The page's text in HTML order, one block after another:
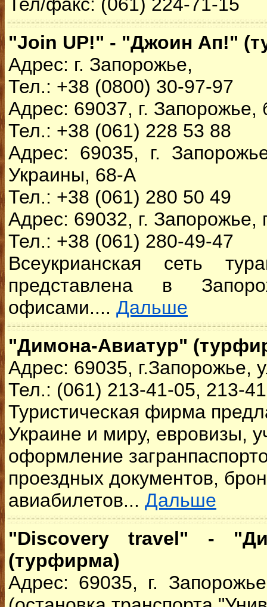
"Join UP!" - "Джоин Ап!"
Адрес: г. Запорожье,
Тел.: +38 (0800) 30-97-97
Адрес: 69037, г. Запорожье,
Тел.: +38 (061) 228 53 88
Адрес: 69035, г.
Украины, 68-А
Тел.: +38 (061) 280 50 49
Адрес: 69032, г. Запорожье,
Тел.: +38 (061) 280-49-47
Всеукрианская сеть
представлена в
офисами.... Дальше
"Димона-Авиатур"
Адрес: 69035, г.Запорожье,
Тел.: (061) 213-41-05, 213-
Туристическая фирма
Украине и миру, евровизы,
оформление
проездных документов,
авиабилетов... Дальше
"Discovery travel" -
(турфирма)
Адрес: 69035, г.